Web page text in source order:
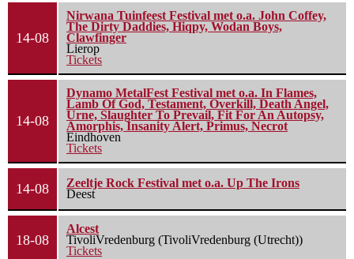
14-08
Nirwana Tuinfeest Festival met o.a. John Coffey,
The Dirty Daddies, Hiqpy, Wodan Boys,
Clawfinger
Lierop
Tickets
14-08
Dynamo MetalFest Festival met o.a. In Flames,
Lamb Of God, Testament, Overkill, Death Angel,
Urne, Slaughter To Prevail, Fit For An Autopsy,
Amorphis, Insanity Alert, Primus, Necrot
Eindhoven
Tickets
14-08
Zeeltje Rock Festival met o.a. Up The Irons
Deest
18-08
Alcest
TivoliVredenburg (TivoliVredenburg (Utrecht))
Tickets